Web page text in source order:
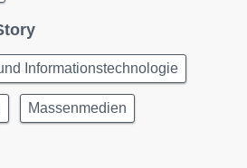
Informationstechnologie
Massenmedien